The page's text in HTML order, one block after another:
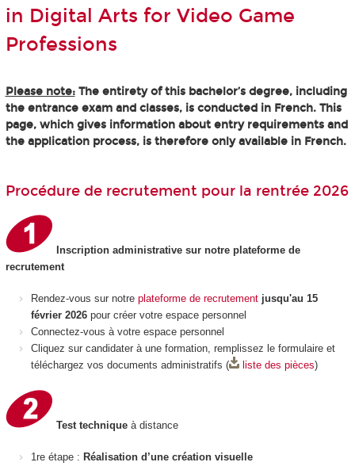
in Digital Arts for Video Game
Professions
Please note:The entirety of this bachelor’s degree, including
the entrance exam and classes, is conducted in French. This
page, which gives information about entry requirements and
the application process, is therefore only available in French.
Procédure de recrutement pour la rentrée 2026
Inscription administrative sur notre plateforme de
recrutement
Rendez-vous sur notre plateforme de recrutement jusqu'au 15
février 2026 pour créer votre espace personnel
Connectez-vous à votre espace personnel
Cliquez sur candidater à une formation, remplissez le formulaire et
téléchargez vos documents administratifs (
liste des pièces)
Test techniqueà distance
1re étape : Réalisation d’une création visuelle